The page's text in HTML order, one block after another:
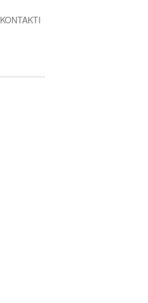
KONTAKTI